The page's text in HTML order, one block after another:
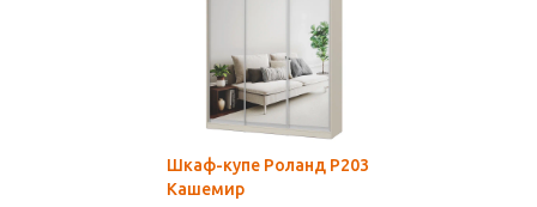
Шкаф-купе Роланд Р203
Кашемир